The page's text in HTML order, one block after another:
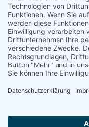
Folge uns:
und ggf.